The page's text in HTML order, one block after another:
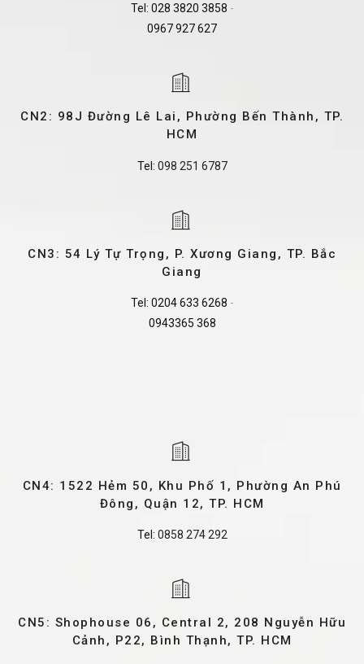
Tel: 028 3820 3858 -
0967 927 627
CN2: 98J Đường Lê Lai, Phường Bến Thành, TP.
HCM
Tel: 098 251 6787
CN3: 54 Lý Tự Trọng, P. Xương Giang, TP. Bắc
Giang
Tel: 0204 633 6268 -
0943365 368
CN4: 1522 Hẻm 50, Khu Phố 1, Phường An Phú
Đông, Quận 12, TP. HCM
Tel: 0858 274 292
CN5: Shophouse 06, Central 2, 208 Nguyễn Hữu
Cảnh, P22, Bình Thạnh, TP. HCM